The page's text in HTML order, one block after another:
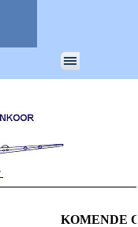
KOMENDE